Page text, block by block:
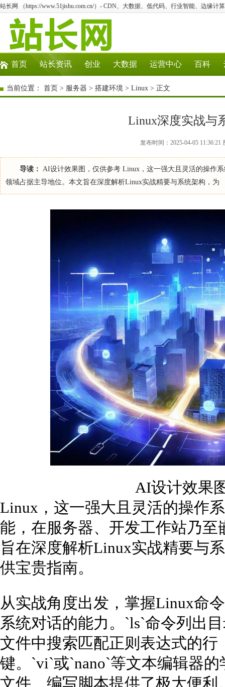
站长网 （https://www.51jishu.com.cn/）- CDN、大数据、低代码、行业智能、边缘计
首页 站长资讯 创业 大数据 运营中心 百科
当前位置： 首页 > 服务器 > 搭建环境 > Linux > 正文
Linux深度实战与
发布时间：2025-04-05 11:36:21
导读： AI设计效果图，仅供参考 Linux，这一强大且灵活的操作
领域占据主导地位。本文旨在深度解析Linux实战精要与系统架构，为
AI设计效果
Linux，这一强大且灵活的操作
能，在服务器、开发工作站乃
旨在深度解析Linux实战精要与
供宝贵指南。
从实战角度出发，掌握Linux命
系统对话的能力。`ls`命令列出
文件中搜索匹配正则表达式的
键。`vi`或`nano`等文本编辑器
文件、编写脚本提供了极大便利